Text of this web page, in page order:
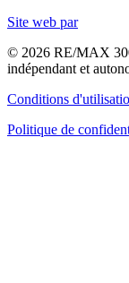
Site web par
© 2026 RE/MAX
indépendant et
Conditions
Politique de